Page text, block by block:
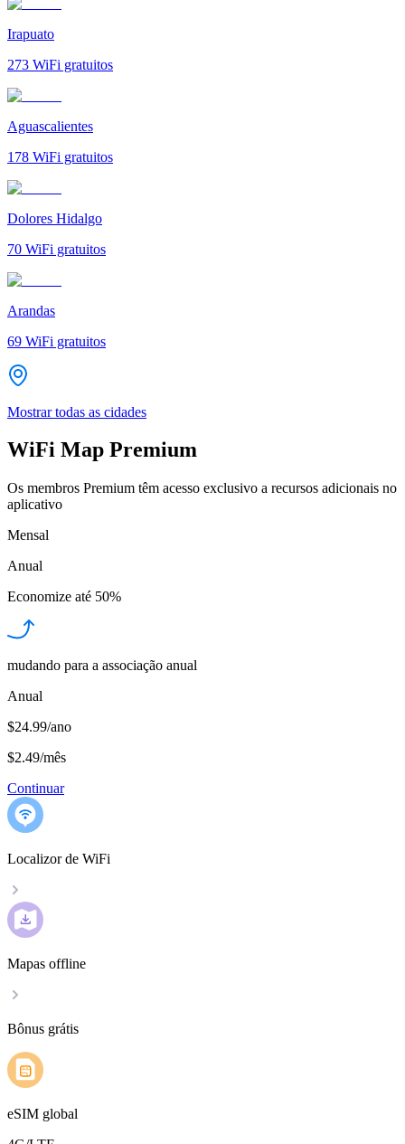
Irapuato
273 WiFi gratuitos
Aguascalientes
178 WiFi gratuitos
Dolores Hidalgo
70 WiFi gratuitos
Arandas
69 WiFi gratuitos
Mostrar todas as cidades
WiFi Map Premium
Os membros Premium têm acesso exclusivo a recursos adicionais no
aplicativo
Mensal
Anual
Economize até 50%
mudando para a associação anual
Anual
$24.99/ano
$2.49/mês
Continuar
Localizor de WiFi
Mapas offline
Bônus grátis
eSIM global